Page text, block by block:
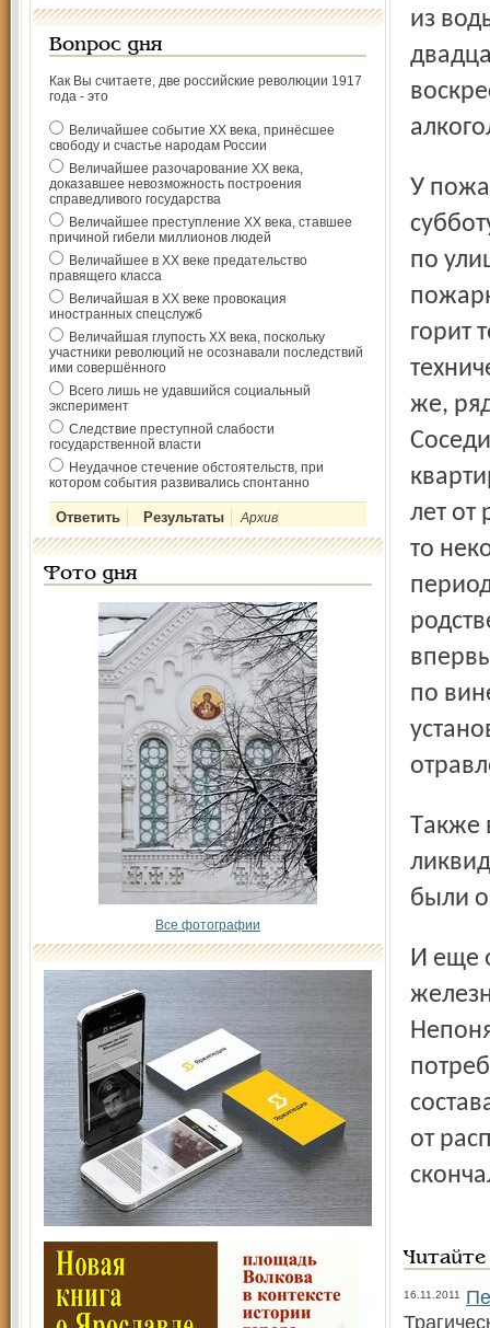
Вопрос дня
Как Вы считаете, две российские революции 1917
года - это
Величайшее событие ХХ века, принёсшее
свободу и счастье народам России
Величайшее разочарование ХХ века,
доказавшее невозможность построения
справедливого государства
Величайшее преступление ХХ века, ставшее
причиной гибели миллионов людей
Величайшее в ХХ веке предательство
правящего класса
Величайшая в ХХ веке провокация
иностранных спецслужб
Величайшая глупость ХХ века, поскольку
участники революций не осознавали последствий
ими совершённого
Всего лишь не удавшийся социальный
эксперимент
Следствие преступной слабости
государственной власти
Неудачное стечение обстоятельств, при
котором события развивались спонтанно
Архив
Фото дня
Все фотографии
из
У пожарных в выходные было не меньше работы. В
по
горит
же,
лет от
то
по
Также в субботу в Гаврилов-Ямском районе при
были
И еще один ярославец погиб в субботу на
от
16.11.2011